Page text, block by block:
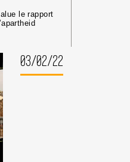
le rapport
03/02/22